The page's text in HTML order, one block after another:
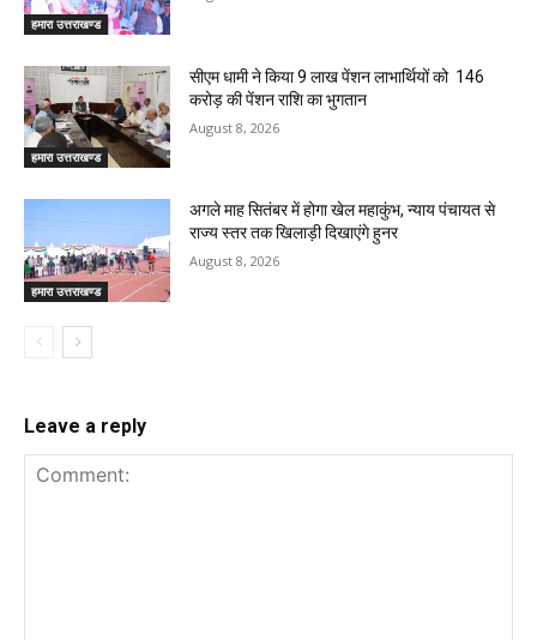
हमारा उत्तराखण्ड
हमारा उत्तराखण्ड
सीएम धामी ने किया 9 लाख पेंशन लाभार्थियों को ₹ 146
करोड़ की पेंशन राशि का भुगतान
August 8, 2026
हमारा उत्तराखण्ड
अगले माह सितंबर में होगा खेल महाकुंभ, न्याय पंचायत से
राज्य स्तर तक खिलाड़ी दिखाएंगे हुनर
August 8, 2026
Leave a reply